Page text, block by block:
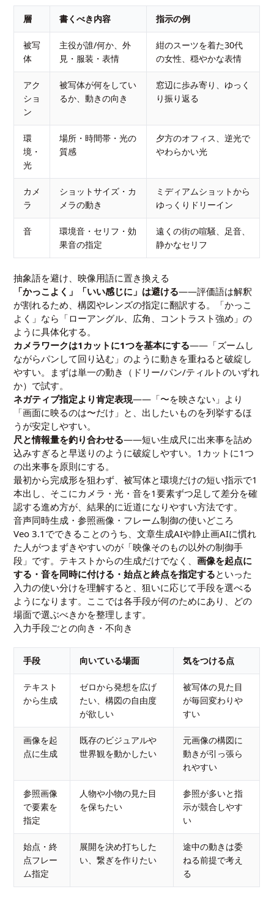
層 書くべき内容 指示の例
被写
体
主役が誰/何か、外
見・服装・表情
紺のスーツを着た30代
の女性、穏やかな表情
アク
ショ
ン
被写体が何をしてい
るか、動きの向き
窓辺に歩み寄り、ゆっく
り振り返る
環
境・
光
場所・時間帯・光の
質感
夕方のオフィス、逆光で
やわらかい光
カメ
ラ
ショットサイズ・カ
メラの動き
ミディアムショットから
ゆっくりドリーイン
音
環境音・セリフ・効
果音の指定
遠くの街の喧騒、足音、
静かなセリフ
抽象語を避け、映像用語に置き換える
「かっこよく」「いい感じに」は避ける——評価語は解釈
が割れるため、構図やレンズの指定に翻訳する。「かっこ
よく」なら「ローアングル、広角、コントラスト強め」の
ように具体化する。
カメラワークは1カットに1つを基本にする——「ズームし
ながらパンして回り込む」のように動きを重ねると破綻し
やすい。まずは単一の動き（ドリー/パン/ティルトのいずれ
か）で試す。
ネガティブ指定より肯定表現——「〜を映さない」より
「画面に映るのは〜だけ」と、出したいものを列挙するほ
うが安定しやすい。
尺と情報量を釣り合わせる——短い生成尺に出来事を詰め
込みすぎると早送りのように破綻しやすい。1カットに1つ
の出来事を原則にする。
最初から完成形を狙わず、被写体と環境だけの短い指示で1
本出し、そこにカメラ・光・音を1要素ずつ足して差分を確
認する進め方が、結果的に近道になりやすい方法です。
音声同時生成・参照画像・フレーム制御の使いどころ
Veo 3.1でできることのうち、文章生成AIや静止画AIに慣れ
た人がつまずきやすいのが「映像そのもの以外の制御手
段」です。テキストからの生成だけでなく、画像を起点に
する・音を同時に付ける・始点と終点を指定するといった
入力の使い分けを理解すると、狙いに応じて手段を選べる
ようになります。ここでは各手段が何のためにあり、どの
場面で選ぶべきかを整理します。
入力手段ごとの向き・不向き
手段 向いている場面 気をつける点
テキスト
から生成
ゼロから発想を広げ
たい、構図の自由度
が欲しい
被写体の見た目
が毎回変わりや
すい
画像を起
点に生成
既存のビジュアルや
世界観を動かしたい
元画像の構図に
動きが引っ張ら
れやすい
参照画像
で要素を
指定
人物や小物の見た目
を保ちたい
参照が多いと指
示が競合しやす
い
始点・終
点フレー
ム指定
展開を決め打ちした
い、繋ぎを作りたい
途中の動きは委
ねる前提で考え
る